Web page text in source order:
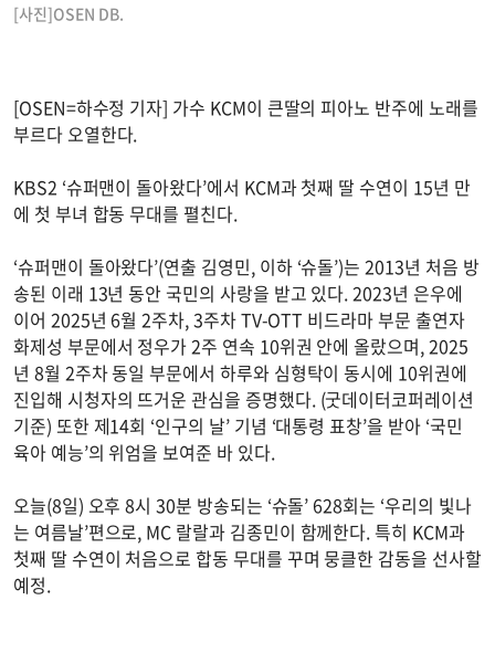
[사진]OSEN DB.
[OSEN=하수정 기자] 가수 KCM이 큰딸의 피아노 반주에 노래를
부르다 오열한다.
KBS2 ‘슈퍼맨이 돌아왔다’에서 KCM과 첫째 딸 수연이 15년 만
에 첫 부녀 합동 무대를 펼친다.
‘슈퍼맨이 돌아왔다’(연출 김영민, 이하 ‘슈돌’)는 2013년 처음 방
송된 이래 13년 동안 국민의 사랑을 받고 있다. 2023년 은우에
이어 2025년 6월 2주차, 3주차 TV-OTT 비드라마 부문 출연자
화제성 부문에서 정우가 2주 연속 10위권 안에 올랐으며, 2025
년 8월 2주차 동일 부문에서 하루와 심형탁이 동시에 10위권에
진입해 시청자의 뜨거운 관심을 증명했다. (굿데이터코퍼레이션
기준) 또한 제14회 ‘인구의 날’ 기념 ‘대통령 표창’을 받아 ‘국민
육아 예능’의 위엄을 보여준 바 있다.
오늘(8일) 오후 8시 30분 방송되는 ‘슈돌’ 628회는 ‘우리의 빛나
는 여름날’편으로, MC 랄랄과 김종민이 함께한다. 특히 KCM과
첫째 딸 수연이 처음으로 합동 무대를 꾸며 뭉클한 감동을 선사할
예정.